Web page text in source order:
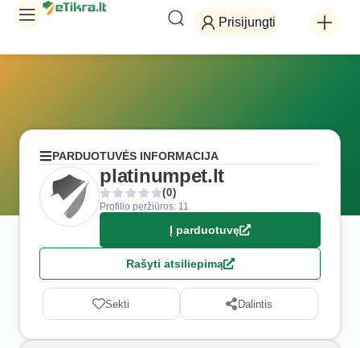
Prisijungti
PARDUOTUVĖS INFORMACIJA
platinumpet.lt
(0)
Profilio peržiūros: 11
Į parduotuvę
Rašyti atsiliepimą
Sekti Dalintis